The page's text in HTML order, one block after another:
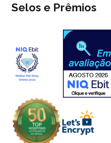
Selos e Prêmios